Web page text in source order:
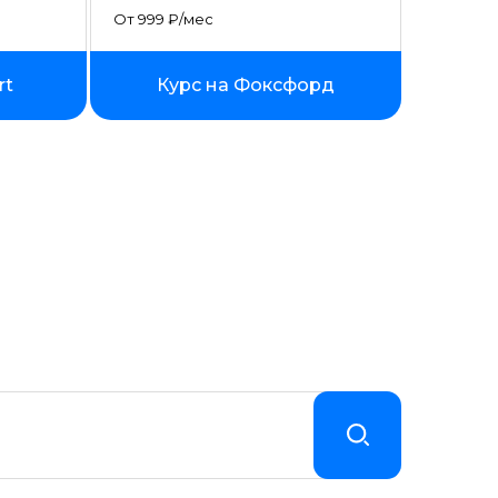
От 999 ₽/мес
Курс на Фоксфорд